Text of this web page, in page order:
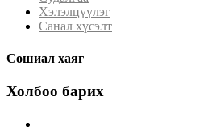
Хэлэлцүүлэг
Санал хүсэлт
Сошиал хаяг
Холбоо барих